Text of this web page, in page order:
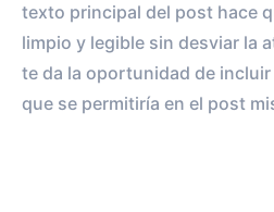
texto principal del post hace
limpio y legible sin desviar la
te da la oportunidad de
que se permitiría en el post